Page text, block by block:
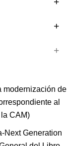
modernización de
al
CAM)
Next Generation